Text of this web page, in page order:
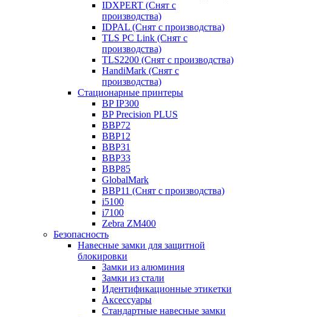
IDXPERT (Снят с
производства)
IDPAL (Снят с производства)
TLS PC Link (Снят с
производства)
TLS2200 (Снят с производства)
HandiMark (Снят с
производства)
Стационарные принтеры
BP IP300
BP Precision PLUS
BBP72
BBP12
BBP31
BBP33
BBP85
GlobalMark
BBP11 (Снят с производства)
i5100
i7100
Zebra ZM400
Безопасность
Навесные замки для защитной
блокировки
Замки из алюминия
Замки из стали
Идентификационные этикетки
Аксессуары
Стандартные навесные замки